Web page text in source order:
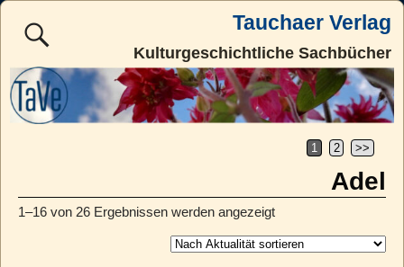
Tauchaer Verlag
Kulturgeschichtliche Sachbücher
1 2 >>
Adel
1–16 von 26 Ergebnissen werden angezeigt